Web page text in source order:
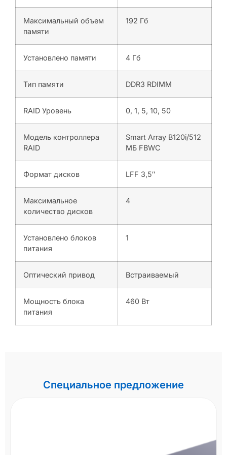
Максимальный объем
памяти
192 Гб
Установлено памяти 4 Гб
Тип памяти DDR3 RDIMM
RAID Уровень 0, 1, 5, 10, 50
Модель контроллера
RAID
Smart Array B120i/512
МБ FBWC
Формат дисков LFF 3,5″
Максимальное
количество дисков
4
Установлено блоков
питания
1
Оптический привод Встраиваемый
Мощность блока
питания
460 Вт
Специальное предложение